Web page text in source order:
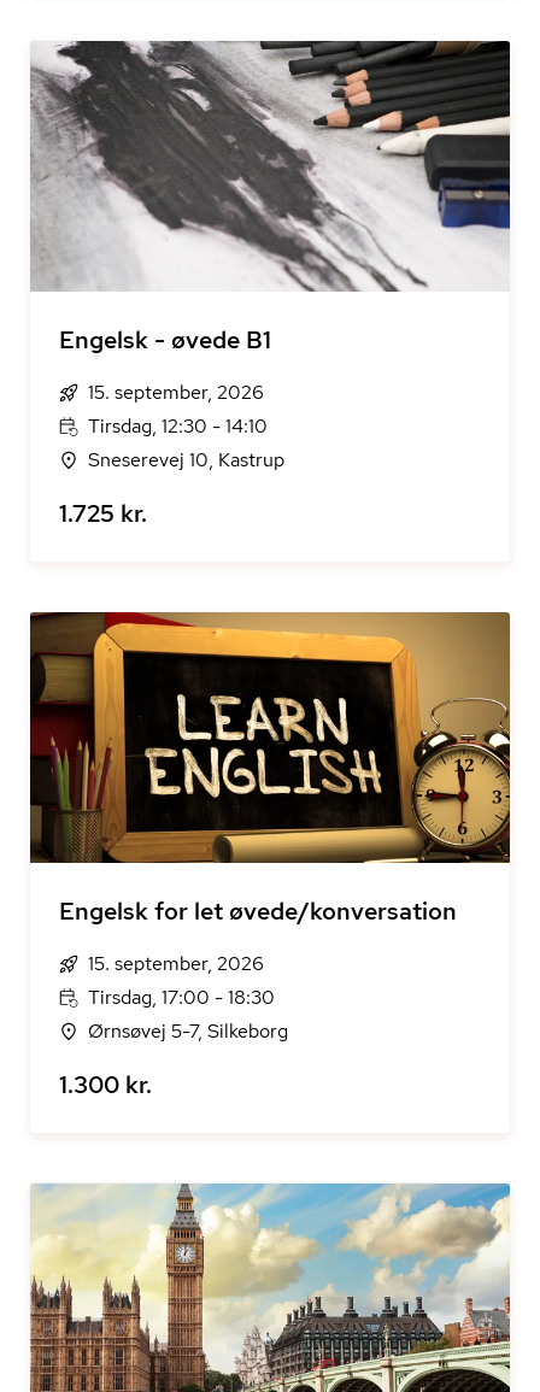
Engelsk - øvede B1
15. september, 2026
Tirsdag, 12:30 - 14:10
Sneserevej 10, Kastrup
1.725 kr.
Engelsk for let øvede/konversation
15. september, 2026
Tirsdag, 17:00 - 18:30
Ørnsøvej 5-7, Silkeborg
1.300 kr.